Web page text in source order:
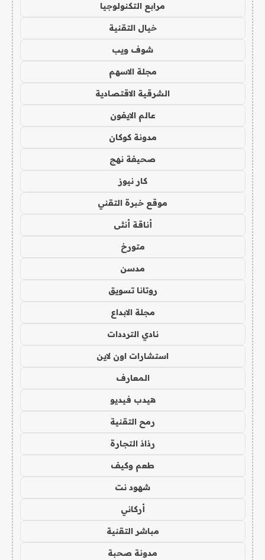
مرابع التكنولوجيا
خيال التقنية
شوف ويب
مجلة الاسهم
الشرقية الاقتصادية
عالم الايفون
مدونة كوكان
صحيفة نهج
كار نيوز
موقع خبرة التقني
أناقة أنثى
متورخ
مدسن
روتانا تسويق
مجلة الابداع
نادي الترددات
استشارات اون لاين
المعارف
هيدب فيديو
رمح التقنية
رذاذ التجارة
طعم وكيف
شهود نت
أركاني
مباشر التقنية
مدونة صحبة